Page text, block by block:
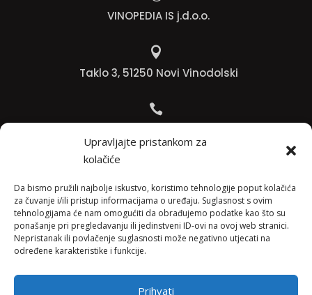
Upravljajte pristankom za
kolačiće
Da bismo pružili najbolje iskustvo, koristimo tehnologije poput kolačića
za čuvanje i/ili pristup informacijama o uređaju. Suglasnost s ovim
tehnologijama će nam omogućiti da obrađujemo podatke kao što su
ponašanje pri pregledavanju ili jedinstveni ID-ovi na ovoj web stranici.
Nepristanak ili povlačenje suglasnosti može negativno utjecati na
određene karakteristike i funkcije.
Prihvati
VINOPEDIA IS j.d.o.o.

Taklo 3, 51250 Novi Vinodolski

Jadranko +385 91 501 4218

info@vinopedia.hr